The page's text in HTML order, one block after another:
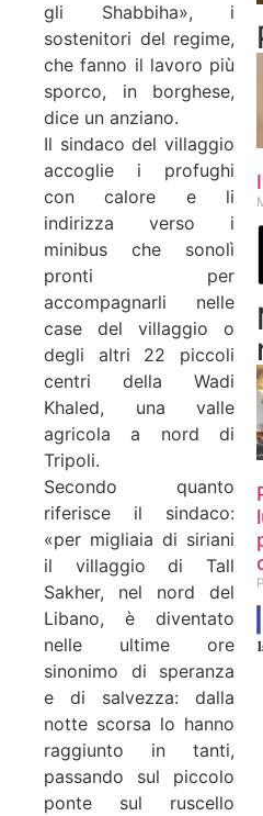
gli Shabbiha», i
sostenitori del regime,
che fanno il lavoro più
sporco, in borghese,
dice un anziano.
Il sindaco del villaggio
accoglie i profughi
con calore e li
indirizza verso i
minibus che sonolì
pronti per
accompagnarli nelle
case del villaggio o
degli altri 22 piccoli
centri della Wadi
Khaled, una valle
agricola a nord di
Tripoli.
Secondo quanto
riferisce il sindaco:
«per migliaia di siriani
il villaggio di Tall
Sakher, nel nord del
Libano, è diventato
nelle ultime ore
sinonimo di speranza
e di salvezza: dalla
notte scorsa lo hanno
raggiunto in tanti,
passando sul piccolo
ponte sul ruscello